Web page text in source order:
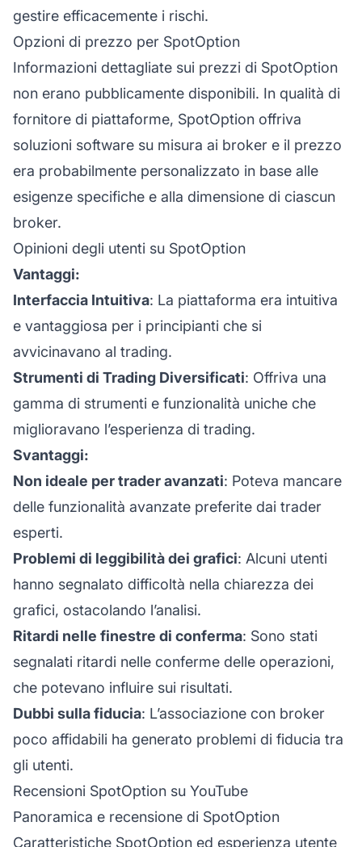
gestire efficacemente i rischi.
Opzioni di prezzo per SpotOption
Informazioni dettagliate sui prezzi di SpotOption
non erano pubblicamente disponibili. In qualità di
fornitore di piattaforme, SpotOption offriva
soluzioni software su misura ai broker e il prezzo
era probabilmente personalizzato in base alle
esigenze specifiche e alla dimensione di ciascun
broker.
Opinioni degli utenti su SpotOption
Vantaggi:
Interfaccia Intuitiva: La piattaforma era intuitiva
e vantaggiosa per i principianti che si
avvicinavano al trading.
Strumenti di Trading Diversificati: Offriva una
gamma di strumenti e funzionalità uniche che
miglioravano l’esperienza di trading.
Svantaggi:
Non ideale per trader avanzati: Poteva mancare
delle funzionalità avanzate preferite dai trader
esperti.
Problemi di leggibilità dei grafici: Alcuni utenti
hanno segnalato difficoltà nella chiarezza dei
grafici, ostacolando l’analisi.
Ritardi nelle finestre di conferma: Sono stati
segnalati ritardi nelle conferme delle operazioni,
che potevano influire sui risultati.
Dubbi sulla fiducia: L’associazione con broker
poco affidabili ha generato problemi di fiducia tra
gli utenti.
Recensioni SpotOption su YouTube
Panoramica e recensione di SpotOption
Caratteristiche SpotOption ed esperienza utente